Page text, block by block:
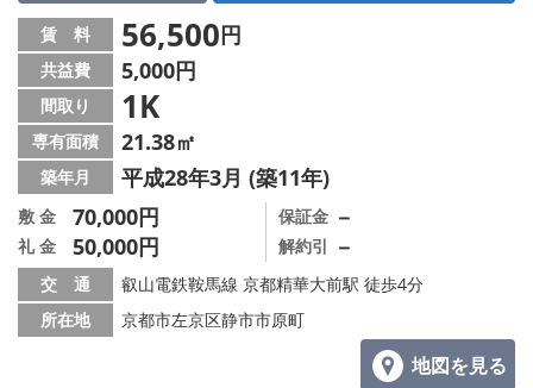
スタッフ紹介
賃貸管理の北白川店
店舗情報·アクセス
会社概要
メールでお問い合わせ
賃 料 56,500円
共益費 5,000円
間取り 1K
専有面積 21.38㎡
築年月 平成28年3月 (築11年)
敷 金 70,000円
礼 金 50,000円
保証金 －
解約引 －
交 通
叡山電鉄鞍馬線 京都精華大前駅 徒歩4分
所在地
京都市左京区静市市原町
地図を見る